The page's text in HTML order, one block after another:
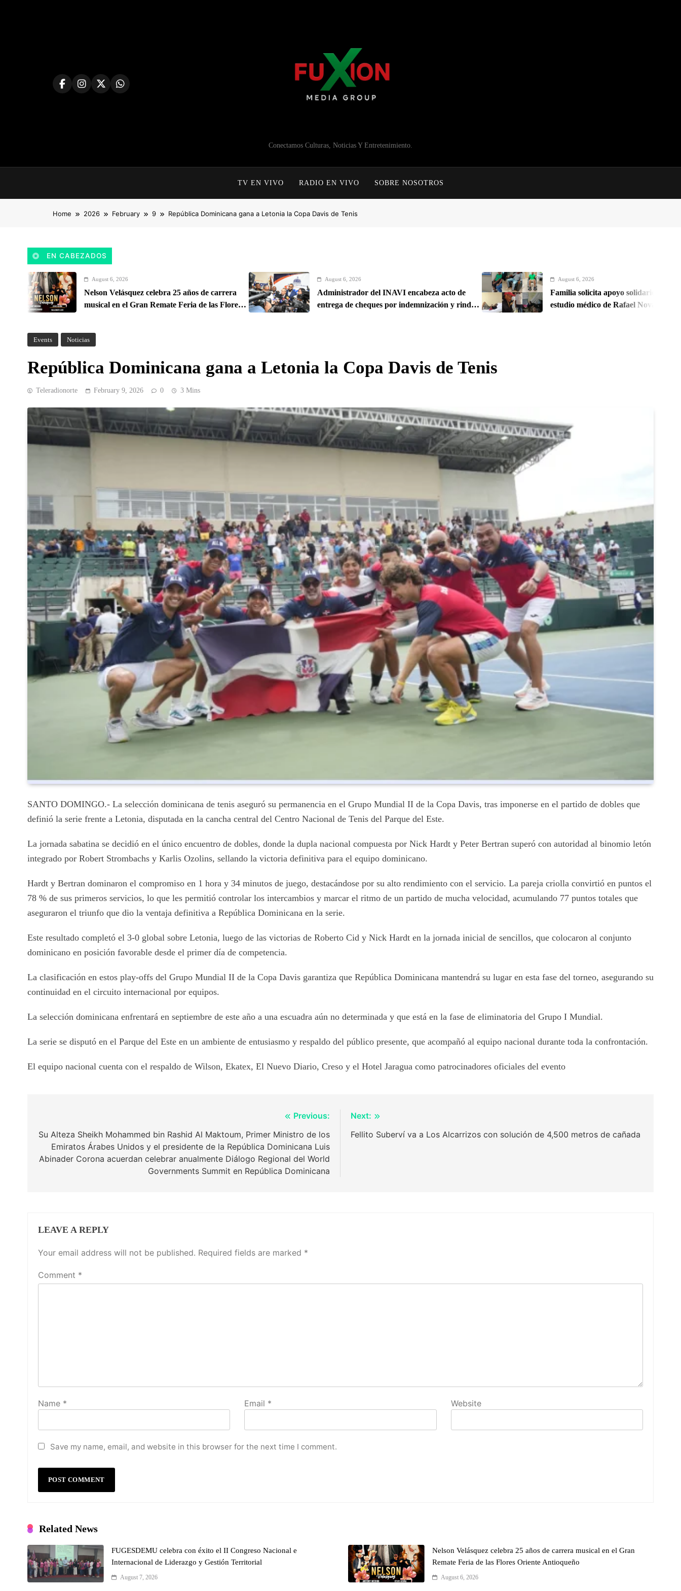
Conectamos Culturas, Noticias Y Entretenimiento.
TV EN VIVO RADIO EN VIVO SOBRE NOSOTROS
Home 2026 February 9 República Dominicana gana a Letonia la Copa Davis de Tenis
EN CABEZADOS
August 6, 2026
Nelson Velásquez celebra 25 años de carrera
musical en el Gran Remate Feria de las Flores
August 6, 2026
Administrador del INAVI encabeza acto de
entrega de cheques por indemnización y rinde
August 6, 2026
Familia solicita apoyo solidario para costear
estudio médico de Rafael Nova
Events Noticias
República Dominicana gana a Letonia la Copa Davis de Tenis
Teleradionorte February 9, 2026 0 3 Mins
SANTO DOMINGO.- La selección dominicana de tenis aseguró su permanencia en el Grupo Mundial II de la Copa Davis, tras imponerse en el partido de dobles que
definió la serie frente a Letonia, disputada en la cancha central del Centro Nacional de Tenis del Parque del Este.
La jornada sabatina se decidió en el único encuentro de dobles, donde la dupla nacional compuesta por Nick Hardt y Peter Bertran superó con autoridad al binomio letón
integrado por Robert Strombachs y Karlis Ozolins, sellando la victoria definitiva para el equipo dominicano.
Hardt y Bertran dominaron el compromiso en 1 hora y 34 minutos de juego, destacándose por su alto rendimiento con el servicio. La pareja criolla convirtió en puntos el
78 % de sus primeros servicios, lo que les permitió controlar los intercambios y marcar el ritmo de un partido de mucha velocidad, acumulando 77 puntos totales que
aseguraron el triunfo que dio la ventaja definitiva a República Dominicana en la serie.
Este resultado completó el 3-0 global sobre Letonia, luego de las victorias de Roberto Cid y Nick Hardt en la jornada inicial de sencillos, que colocaron al conjunto
dominicano en posición favorable desde el primer día de competencia.
La clasificación en estos play-offs del Grupo Mundial II de la Copa Davis garantiza que República Dominicana mantendrá su lugar en esta fase del torneo, asegurando su
continuidad en el circuito internacional por equipos.
La selección dominicana enfrentará en septiembre de este año a una escuadra aún no determinada y que está en la fase de eliminatoria del Grupo I Mundial.
La serie se disputó en el Parque del Este en un ambiente de entusiasmo y respaldo del público presente, que acompañó al equipo nacional durante toda la confrontación.
El equipo nacional cuenta con el respaldo de Wilson, Ekatex, El Nuevo Diario, Creso y el Hotel Jaragua como patrocinadores oficiales del evento
navigation
Previous:
Su Alteza Sheikh Mohammed bin Rashid Al Maktoum, Primer Ministro de los
Emiratos Árabes Unidos y el presidente de la República Dominicana Luis
Abinader Corona acuerdan celebrar anualmente Diálogo Regional del World
Governments Summit en República Dominicana
Next:
Fellito Suberví va a Los Alcarrizos con solución de 4,500 metros de cañada
LEAVE A REPLY
Your email address will not be published. Required fields are marked *
Comment *
Name * Email * Website
Save my name, email, and website in this browser for the next time I comment.
Related News
FUGESDEMU celebra con éxito el II Congreso Nacional e
Internacional de Liderazgo y Gestión Territorial
August 7, 2026
Nelson Velásquez celebra 25 años de carrera musical en el Gran
Remate Feria de las Flores Oriente Antioqueño
August 6, 2026